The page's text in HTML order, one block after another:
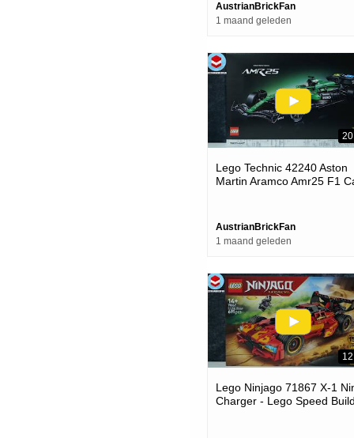
AustrianBrickFan
1 maand geleden
Lego Technic 42240 Aston
Martin Aramco Amr25 F1
AustrianBrickFan
1 maand geleden
Lego Ninjago 71867 X-1
Charger - Lego Speed